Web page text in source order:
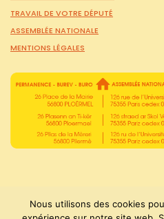
TRAVAIL DE VOTRE DÉPUTÉ
ASSEMBLÉE NATIONALE
MENTIONS LÉGALES
Nous utilisons des cookies